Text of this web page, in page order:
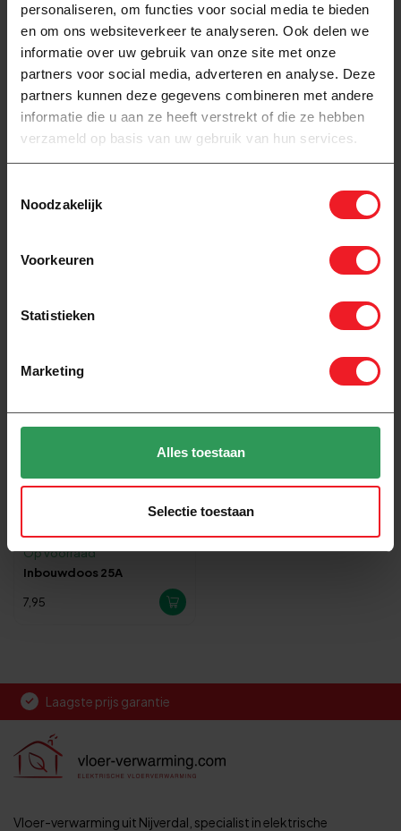
personaliseren, om functies voor social media te bieden
en om ons websiteverkeer te analyseren. Ook delen we
informatie over uw gebruik van onze site met onze
partners voor social media, adverteren en analyse. Deze
partners kunnen deze gegevens combineren met andere
informatie die u aan ze heeft verstrekt of die ze hebben
verzameld op basis van uw gebruik van hun services.
Noodzakelijk
Voorkeuren
Statistieken
Marketing
Alles toestaan
Selectie toestaan
Reviews
Specificaties
Heeft u een vraag over dit
085-7991194
Recent bekeken Bekijk alle producten
Op voorraad
Inbouwdoos 25A
7,95
Laagste prijs garantie
Vloer-verwarming uit Nijverdal, specialist in elektrische